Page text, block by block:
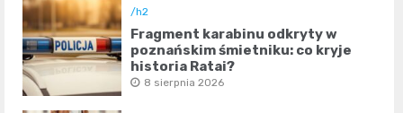
/h2
Fragment karabinu odkryty w
poznańskim śmietniku: co kryje
historia Rataj?
8 sierpnia 2026